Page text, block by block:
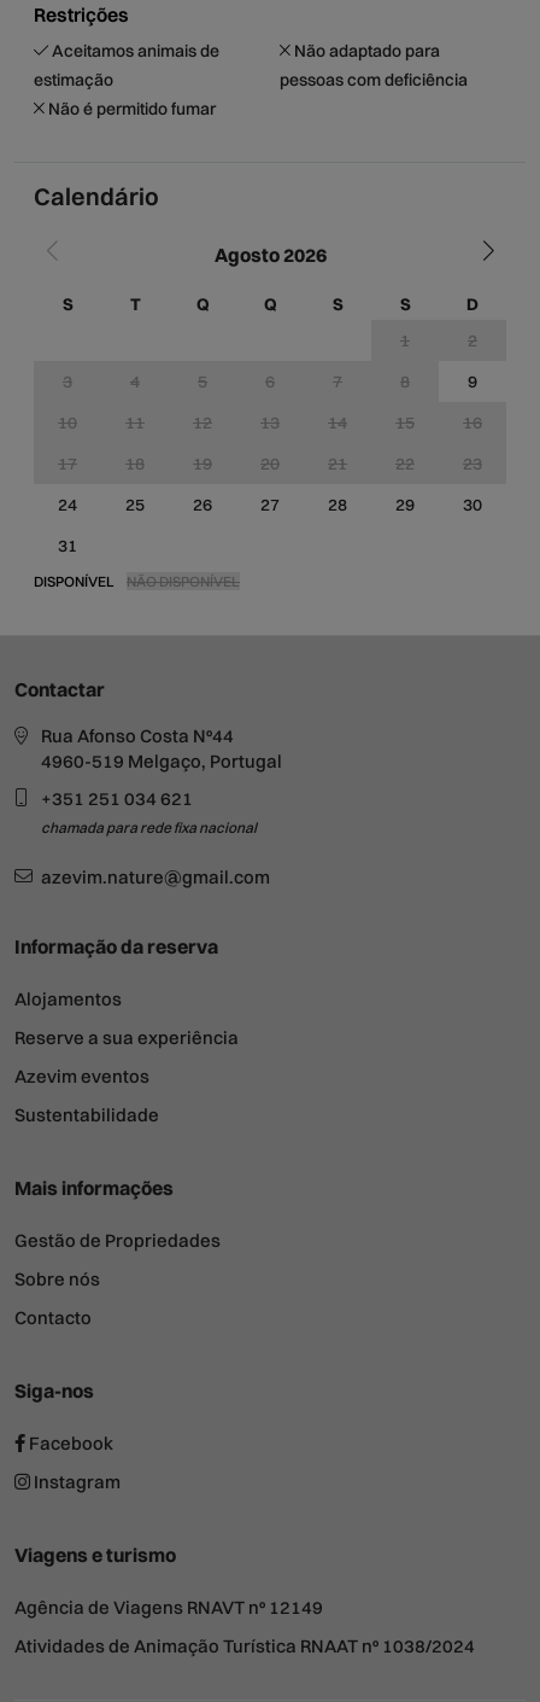
Restrições
estimação
Não é permitido fumar
Não adaptado para
pessoas com deficiência
Calendário
Agosto 2026
S T Q Q S S
D
1
2
3
4 5 6 7 8
9
10
11 12 13 14 15
16
17
18 19 20 21 22
23
24
25 26 27 28 29
30
31
DISPONÍVEL NÃO DISPONÍVEL
Contactar
Rua Afonso Costa Nº44
4960-519 Melgaço, Portugal
+351 251 034 621
chamada para rede fixa nacional
azevim.nature@gmail.com
Informação da reserva
Alojamentos
Reserve a sua experiência
Azevim eventos
Sustentabilidade
Mais informações
Gestão de Propriedades
Sobre nós
Contacto
Siga-nos
Facebook
Instagram
Viagens e turismo
Agência de Viagens RNAVT nº 12149
Atividades de Animação Turística RNAAT nº 1038/2024